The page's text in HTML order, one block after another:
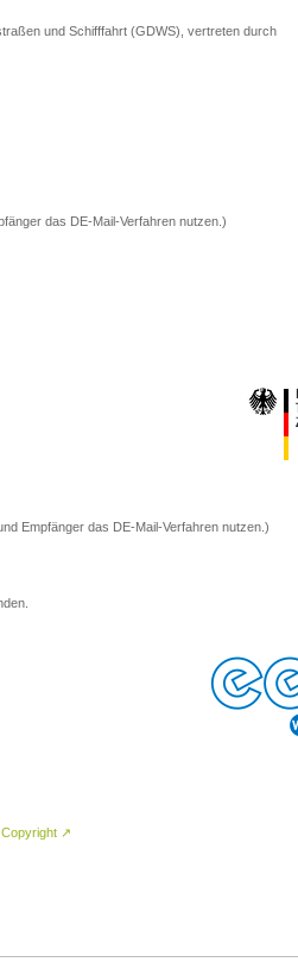
und Schifffahrt (GDWS), vertreten durch
das DE-Mail-Verfahren nutzen.)
Empfänger das DE-Mail-Verfahren nutzen.)
↗